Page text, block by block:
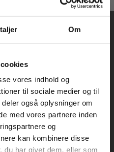
Om
vores indhold og
til sociale medier og til
også oplysninger om
med vores partnere inden
og
kan kombinere disse
du har givet dem, eller som
masterclasses mm.
som:
For institutioner og
virksomheder. Du